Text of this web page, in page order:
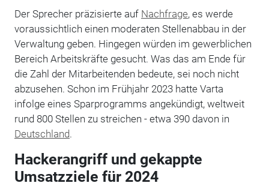
Der Sprecher präzisierte auf Nachfrage, es werde
voraussichtlich einen moderaten Stellenabbau in der
Verwaltung geben. Hingegen würden im gewerblichen
Bereich Arbeitskräfte gesucht. Was das am Ende für
die Zahl der Mitarbeitenden bedeute, sei noch nicht
abzusehen. Schon im Frühjahr 2023 hatte Varta
infolge eines Sparprogramms angekündigt, weltweit
rund 800 Stellen zu streichen - etwa 390 davon in
Deutschland.
Hackerangriff und gekappte
Umsatzziele für 2024